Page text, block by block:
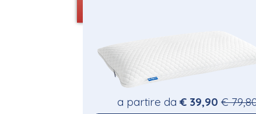
a partire da€ 39,90 €